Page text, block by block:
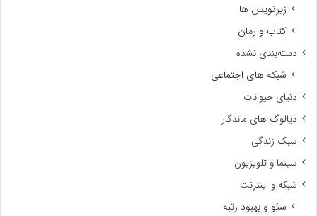
زیرنویس ها
کتاب و رمان
دسته‌بندی نشده
شبکه های اجتماعی
دنیای حیوانات
دیالوگ های ماندگار
سبک زندگی
سینما و تلویزیون
شبکه و اینترنت
سئو و بهبود رتبه